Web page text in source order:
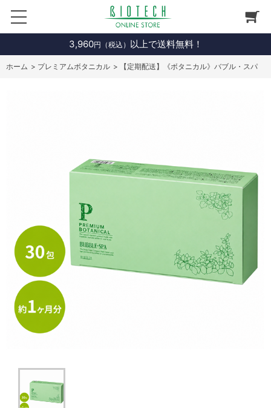
3,960円（税込） 以上で送料無料！
ホーム > プレミアムボタニカル > 【定期配送】《ボタニカル》バブル・スパ